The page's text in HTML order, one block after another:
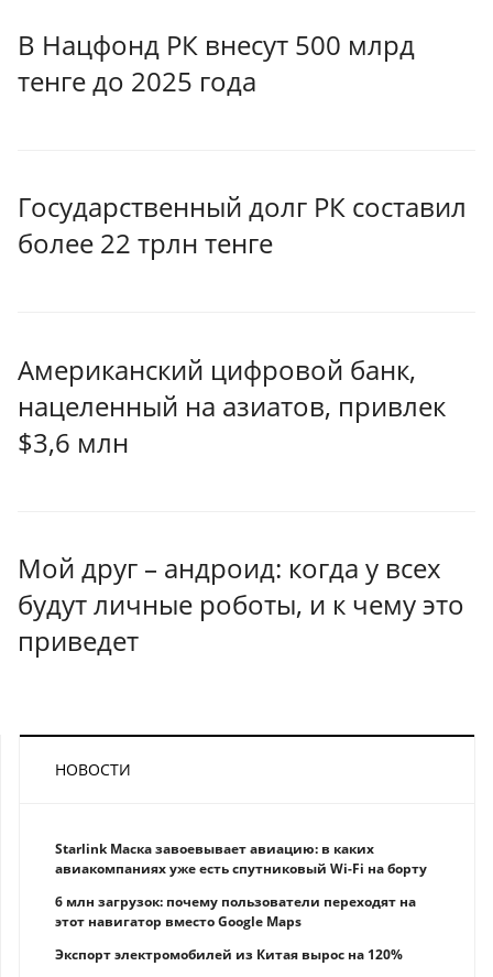
В Нацфонд РК внесут 500 млрд
тенге до 2025 года
Государственный долг РК составил
более 22 трлн тенге
Американский цифровой банк,
нацеленный на азиатов, привлек
$3,6 млн
Мой друг – андроид: когда у всех
будут личные роботы, и к чему это
приведет
НОВОСТИ
Starlink Маска завоевывает авиацию: в каких
авиакомпаниях уже есть спутниковый Wi-Fi на борту
6 млн загрузок: почему пользователи переходят на
этот навигатор вместо Google Maps
Экспорт электромобилей из Китая вырос на 120%